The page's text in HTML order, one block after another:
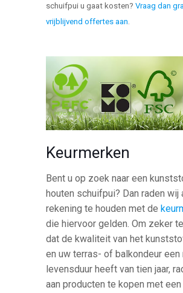
schuifpui u gaat kosten?Vraag dan
vrijblijvend offertes aan
Keurmerken
Bent u op zoek naar een
houten schuifpui? Dan raden wij
rekening te houden met de
die hiervoor gelden. Om zeker
dat de kwaliteit van het
en uw terras- of balkondeur een
levensduur heeft van tien jaar,
aan producten te kopen met een